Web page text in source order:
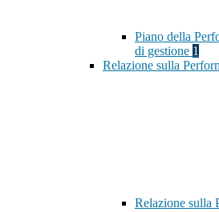
Piano della
di gestione 1
Relazione sulla
Relazione sulla